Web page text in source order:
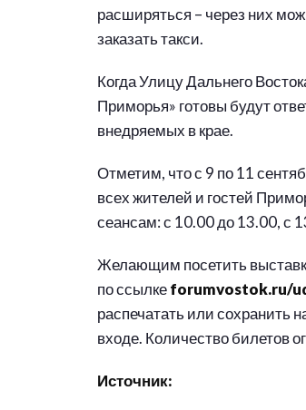
расширяться – через них
заказать такси.
Когда Улицу Дальнего
Приморья» готовы будут
внедряемых в крае.
Отметим, что с 9 по 11
всех жителей и гостей
сеансам: с 10.00 до 13.00, с
Желающим посетить
по ссылкеforumvostok.ru/
распечатать или сохранить
входе. Количество билетов
Источник: